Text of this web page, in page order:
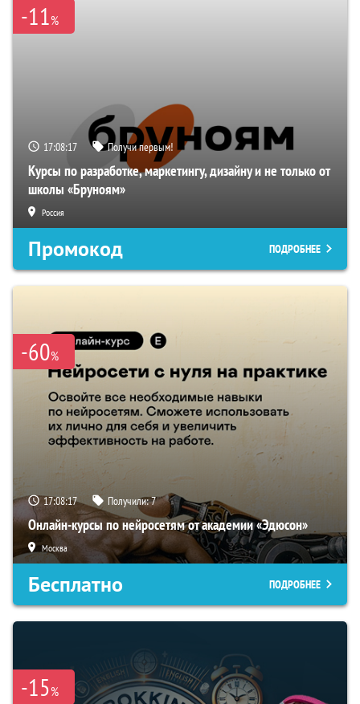
-11%
17:08:16 Получи первым!
Курсы по разработке, маркетингу, дизайну и не только от
школы «Бруноям»
Россия
Промокод ПОДРОБНЕЕ
-60%
17:08:16 Получили:7
Онлайн-курсы по нейросетям от академии «Эдюсон»
Москва
Бесплатно ПОДРОБНЕЕ
-15%